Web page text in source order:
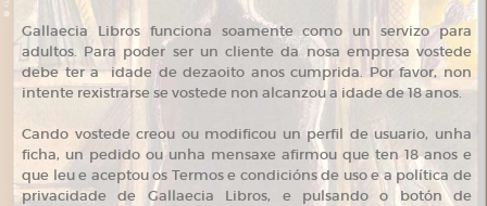
Gallaecia Libros funciona soamente como un servizo para
adultos. Para poder ser un cliente da nosa empresa vostede
debe ter a idade de dezaoito anos cumprida. Por favor, non
intente rexistrarse se vostede non alcanzou a idade de 18 anos.
Cando vostede creou ou modificou un perfil de usuario, unha
ficha, un pedido ou unha mensaxe afirmou que ten 18 anos e
que leu e aceptou os Termos e condicións de uso e a política de
privacidade de Gallaecia Libros, e pulsando o botón de